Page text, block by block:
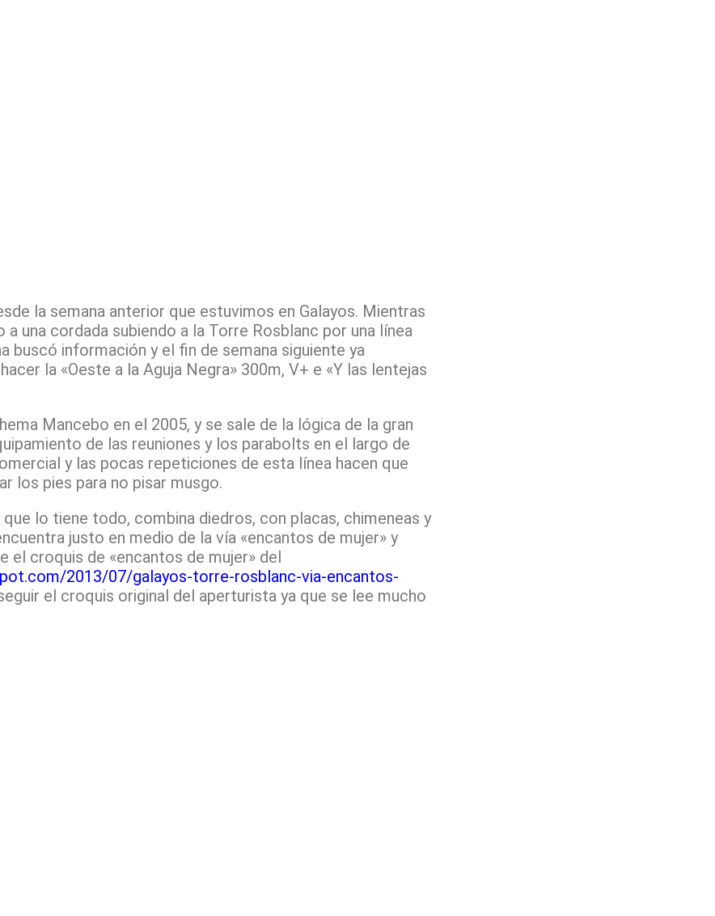
la semana anterior que estuvimos en Galayos. Mientras
una cordada subiendo a la Torre Rosblanc por una línea
buscó información y el fin de semana siguiente ya
la «Oeste a la Aguja Negra» 300m, V+ e «Y las lentejas
Mancebo en el 2005, y se sale de la lógica de la gran
de las reuniones y los parabolts en el largo de
y las pocas repeticiones de esta línea hacen que
los pies para no pisar musgo.
lo tiene todo, combina diedros, con placas, chimeneas y
justo en medio de la vía «encantos de mujer» y
el croquis de «encantos de mujer» del
2013/07/galayos-torre-rosblanc-via-encantos-
el croquis original del aperturista ya que se lee mucho